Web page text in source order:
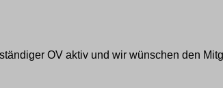
OV aktiv und wir wünschen den